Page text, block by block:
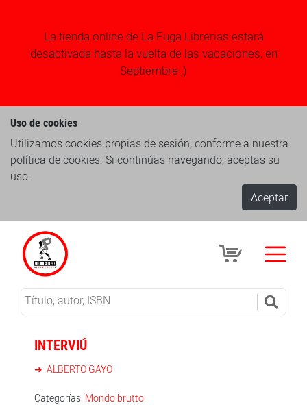
La tienda online de La Fuga Librerias estará
desactivada hasta la vuelta de las vacaciones, en
Septiembre ;)
Uso de cookies
Utilizamos cookies propias de sesión, conforme a nuestra
política de cookies. Si continúas navegando, aceptas su
uso.
Aceptar
INTERVIÚ
ALBERTO GAYO
Categorías: Mondo brutto